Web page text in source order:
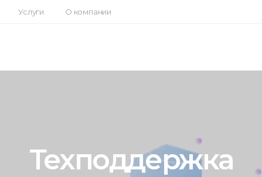
Услуги О компании
Техподдержка